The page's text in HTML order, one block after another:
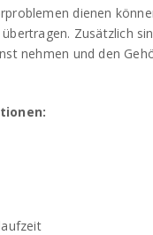
dienen
Zusätzlich
nehmen und den